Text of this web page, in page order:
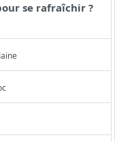
se rafraîchir ?